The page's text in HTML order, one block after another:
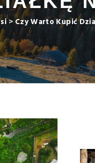
>Czy Warto Kupić